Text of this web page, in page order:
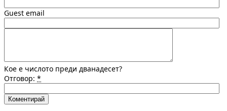
Guest email
Кое е числото преди дванадесет?
Отговор: *